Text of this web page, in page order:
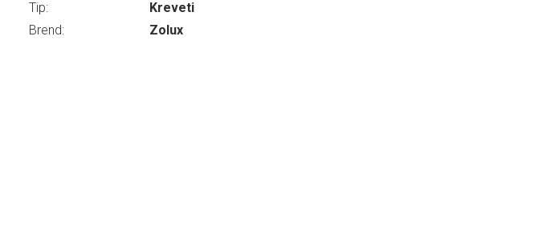
Tip:
Kreveti
Brend:
Zolux